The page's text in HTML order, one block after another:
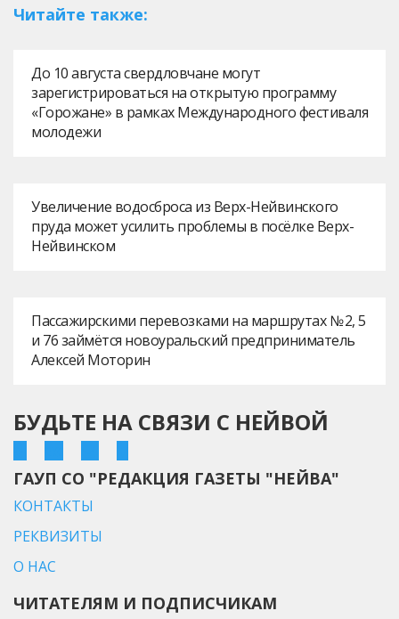
Читайте также:
До 10 августа свердловчане могут
зарегистрироваться на открытую программу
«Горожане» в рамках Международного фестиваля
молодежи
Увеличение водосброса из Верх-Нейвинского
пруда может усилить проблемы в посёлке Верх-
Нейвинском
Пассажирскими перевозками на маршрутах № 2, 5
и 76 займётся новоуральский предприниматель
Алексей Моторин
БУДЬТЕ НА СВЯЗИ С НЕЙВОЙ
ГАУП СО "РЕДАКЦИЯ ГАЗЕТЫ "НЕЙВА"
КОНТАКТЫ
РЕКВИЗИТЫ
О НАС
ЧИТАТЕЛЯМ И ПОДПИСЧИКАМ